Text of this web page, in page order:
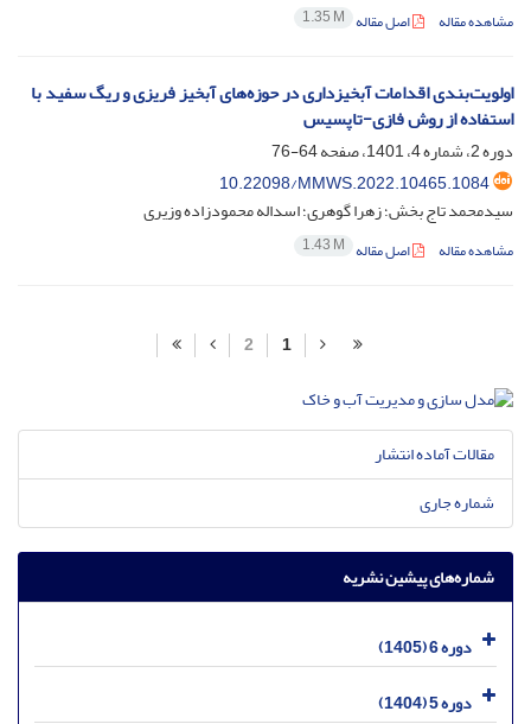
مشاهده مقاله اصل مقاله 1.35 M
اولویت‌بندی اقدامات آبخیزداری در حوزه‌های آبخیز فریزی و ریگ سفید با
استفاده از روش فازی-تاپسیس
دوره 2، شماره 4، 1401، صفحه
64-76
10.22098/MMWS.2022.10465.1084
سیدمحمد تاج بخش؛ زهرا گوهری؛ اسداله محمودزاده وزیری
مشاهده مقاله اصل مقاله 1.43 M
1
2
مقالات آماده انتشار
شماره جاری
شماره‌های پیشین نشریه
دوره 6 (1405)
دوره 5 (1404)